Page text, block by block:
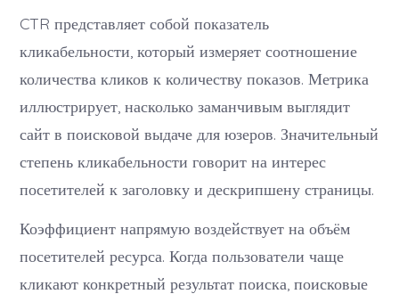
CTR представляет собой показатель
кликабельности, который измеряет соотношение
количества кликов к количеству показов. Метрика
иллюстрирует, насколько заманчивым выглядит
сайт в поисковой выдаче для юзеров. Значительный
степень кликабельности говорит на интерес
посетителей к заголовку и дескрипшену страницы.
Коэффициент напрямую воздействует на объём
посетителей ресурса. Когда пользователи чаще
кликают конкретный результат поиска, поисковые